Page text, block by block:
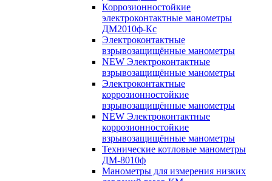
Коррозионностойкие
электроконтактные манометры
ДМ2010ф-Кс
Электроконтактные
взрывозащищённые манометры
NEW Электроконтактные
взрывозащищённые манометры
Электроконтактные
коррозионностойкие
взрывозащищённые манометры
NEW Электроконтактные
коррозионностойкие
взрывозащищённые манометры
Технические котловые манометры
ДМ-8010ф
Манометры для измерения низких